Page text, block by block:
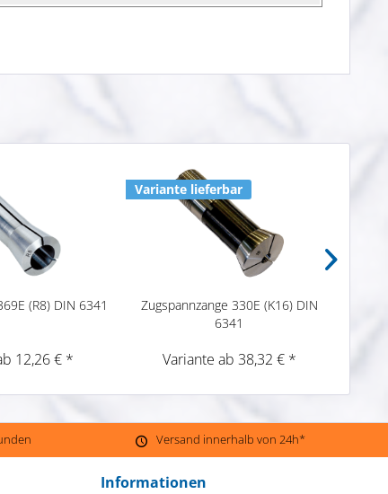
(R8) DIN 6341
12,26 € *
Variante lieferbar
Zugspannzange 330E (K16) DIN
6341
Variante ab 38,32 € *
Versand innerhalb von 24h*
Informationen